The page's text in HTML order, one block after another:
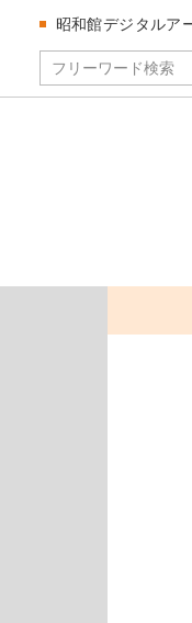
昭和館デジタルア